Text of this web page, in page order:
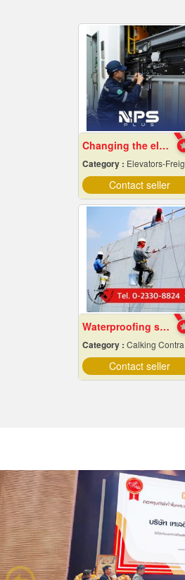
Changing the elevator sling.
Category : Elevators-Freight & Passenger
Contact seller
Waterproofing system service
Category : Calking Contractors
Contact seller